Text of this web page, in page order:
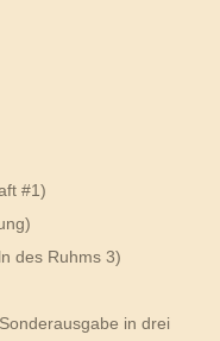
#1)
des Ruhms 3)
in drei